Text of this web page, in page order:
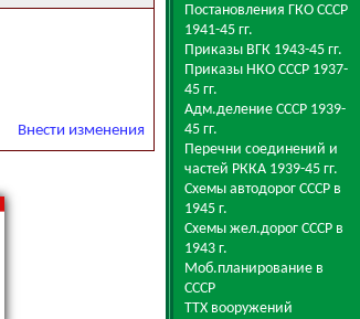
Внести изменения
Постановления ГКО СССР
1941-45 гг.
Приказы ВГК 1943-45 гг.
Приказы НКО СССР 1937-
45 гг.
Адм.деление СССР 1939-
45 гг.
Перечни соединений и
частей РККА 1939-45 гг.
Схемы автодорог СССР в
1945 г.
Схемы жел.дорог СССР в
1943 г.
Моб.планирование в
СССР
ТТХ вооружений